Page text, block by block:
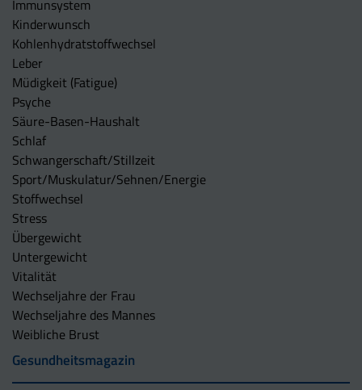
Immunsystem
Kinderwunsch
Kohlenhydratstoffwechsel
Leber
Müdigkeit (Fatigue)
Psyche
Säure-Basen-Haushalt
Schlaf
Schwangerschaft/Stillzeit
Sport/Muskulatur/Sehnen/Energie
Stoffwechsel
Stress
Übergewicht
Untergewicht
Vitalität
Wechseljahre der Frau
Wechseljahre des Mannes
Weibliche Brust
Gesundheitsmagazin